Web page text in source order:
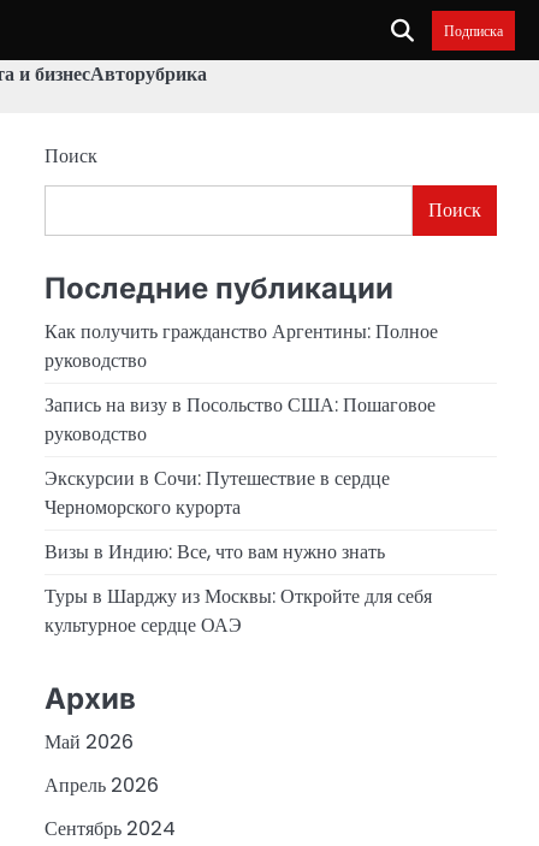
Подписка
и бизнесАвторубрика
Поиск
Поиск
Последние публикации
Как получить гражданство Аргентины: Полное
руководство
Запись на визу в Посольство США: Пошаговое
руководство
Экскурсии в Сочи: Путешествие в сердце
Черноморского курорта
Визы в Индию: Все, что вам нужно знать
Туры в Шарджу из Москвы: Откройте для себя
культурное сердце ОАЭ
Архив
Май 2026
Апрель 2026
Сентябрь 2024